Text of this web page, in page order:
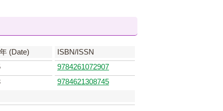
(Date)
ISBN/ISSN
9784261072907
9784621308745